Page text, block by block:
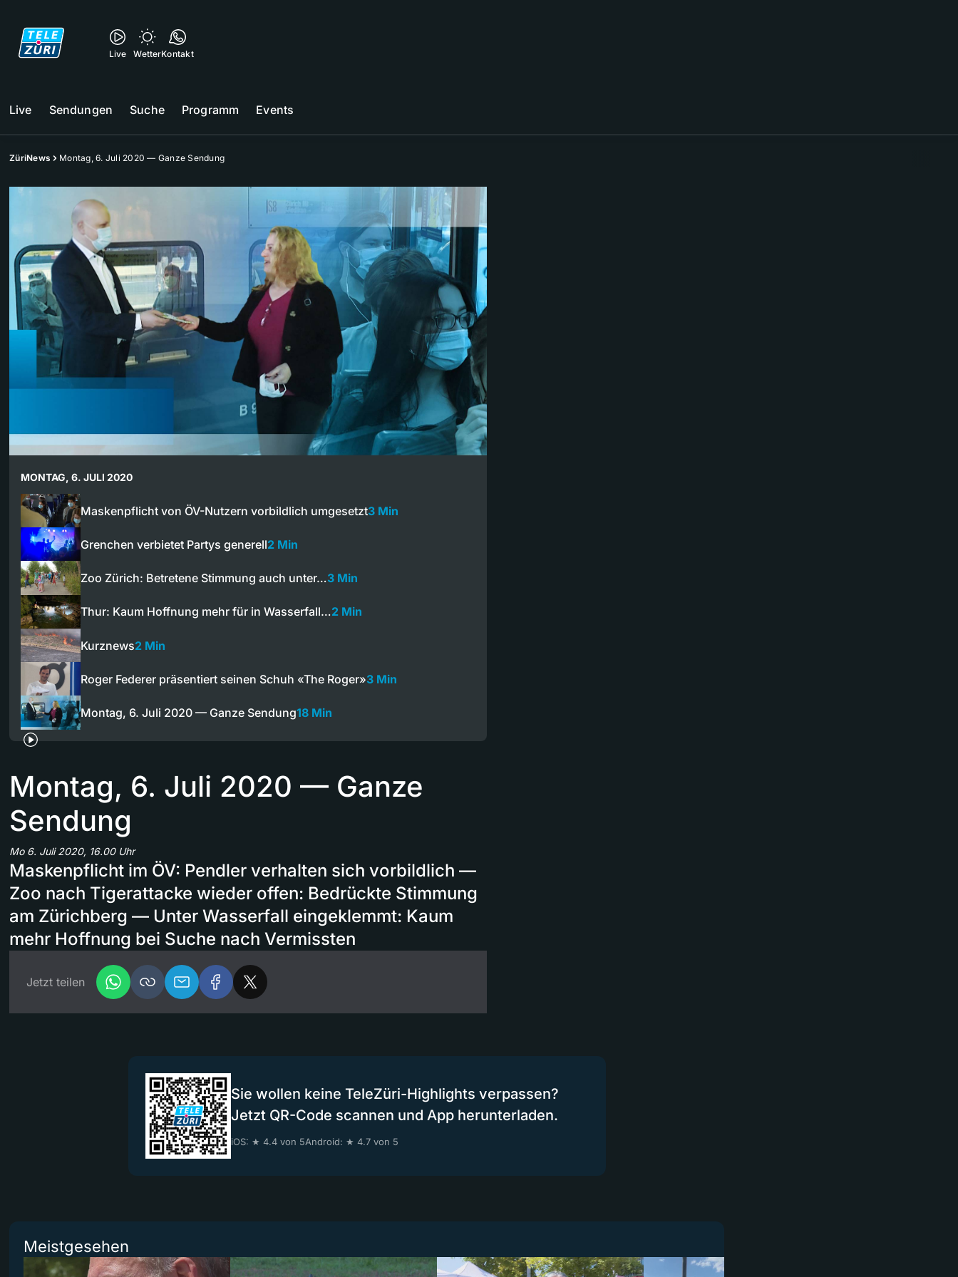
Live WetterKontakt
Live Sendungen Suche Programm Events
ZüriNews Montag, 6. Juli 2020 — Ganze Sendung
MONTAG, 6. JULI 2020
Maskenpflicht von ÖV-Nutzern vorbildlich umgesetzt3 Min
Grenchen verbietet Partys generell2 Min
Zoo Zürich: Betretene Stimmung auch unter…3 Min
Thur: Kaum Hoffnung mehr für in Wasserfall…2 Min
Kurznews2 Min
Roger Federer präsentiert seinen Schuh «The Roger»3 Min
Montag, 6. Juli 2020 — Ganze Sendung18 Min
Montag, 6. Juli 2020 — Ganze
Sendung
Mo 6. Juli 2020, 16.00 Uhr
Maskenpflicht im ÖV: Pendler verhalten sich vorbildlich —
Zoo nach Tigerattacke wieder offen: Bedrückte Stimmung
am Zürichberg — Unter Wasserfall eingeklemmt: Kaum
mehr Hoffnung bei Suche nach Vermissten
Jetzt teilen
Sie wollen keine TeleZüri-Highlights verpassen?
Jetzt QR-Code scannen und App herunterladen.
iOS: ★ 4.4 von 5Android: ★ 4.7 von 5
Meistgesehen